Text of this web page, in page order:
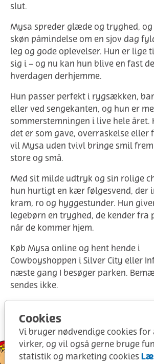
Cookies
Vi bruger nødvendige cookies for
virker, og vil også gerne bruge
statistik og marketing cookies
slut.
Mysa spreder glæde og tryghed, og
skøn påmindelse om en sjov dag
leg og gode oplevelser. Hun er lige
sig i – og nu kan hun blive en fast
hverdagen derhjemme.
Hun passer perfekt i rygsækken,
eller ved sengekanten, og hun er
sommerstemningen i live hele året.
det er som gave, overraskelse eller
vil Mysa uden tvivl bringe smil frem
store og små.
Med sit milde udtryk og sin rolige
hun hurtigt en kær følgesvend, der
kram, ro og hyggestunder. Hun
legebørn en tryghed, de kender fra
når de kommer hjem.
Køb Mysa online og hent hende i
Cowboyshoppen i Silver City eller
næste gang I besøger parken.
sendes ikke.
Længde: 25 cm.